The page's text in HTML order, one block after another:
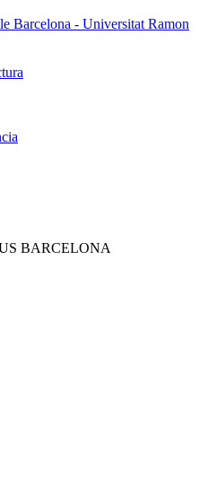
Barcelona - Universitat Ramon
BARCELONA